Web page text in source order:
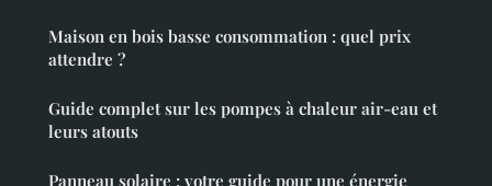
Maison en bois basse consommation : quel prix
attendre ?
Guide complet sur les pompes à chaleur air-eau et
leurs atouts
Panneau solaire : votre guide pour une énergie